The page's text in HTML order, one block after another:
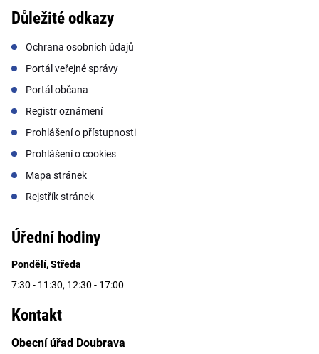
Důležité odkazy
Ochrana osobních údajů
Portál veřejné správy
Portál občana
Registr oznámení
Prohlášení o přístupnosti
Prohlášení o cookies
Mapa stránek
Rejstřík stránek
Úřední hodiny
Pondělí, Středa
7:30 - 11:30, 12:30 - 17:00
Kontakt
Obecní úřad Doubrava